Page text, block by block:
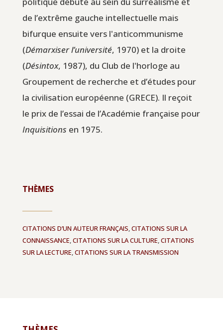
de l’extrême gauche intellectuelle mais
bifurque ensuite vers l'anticommunisme
(Démarxiser l’université, 1970) et la droite
(Désintox, 1987), du Club de l'horloge au
Groupement de recherche et d’études pour
la civilisation européenne (GRECE). Il reçoit
le prix de l’essai de l’Académie française pour
Inquisitions en 1975.
THÈMES
CITATIONS D’UN AUTEUR FRANÇAIS,CITATIONS SUR LA
CONNAISSANCE,CITATIONS SUR LA CULTURE,CITATIONS
SUR LA LECTURE,CITATIONS SUR LA TRANSMISSION